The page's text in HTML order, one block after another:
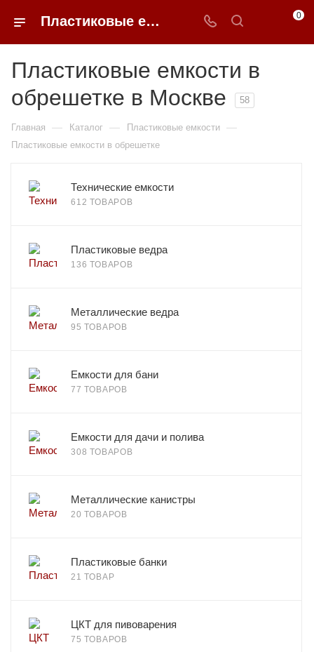
Пластиковые емкости с обрешеткой недорого в Москве | 0FFER 0
Пластиковые емкости в
обрешетке в Москве
58
Главная — Каталог — Пластиковые емкости —
Пластиковые емкости в обрешетке
Технические емкости
612 ТОВАРОВ
Пластиковые ведра
136 ТОВАРОВ
Металлические ведра
95 ТОВАРОВ
Емкости для бани
77 ТОВАРОВ
Емкости для дачи и полива
308 ТОВАРОВ
Металлические канистры
20 ТОВАРОВ
Пластиковые банки
21 ТОВАР
ЦКТ для пивоварения
75 ТОВАРОВ